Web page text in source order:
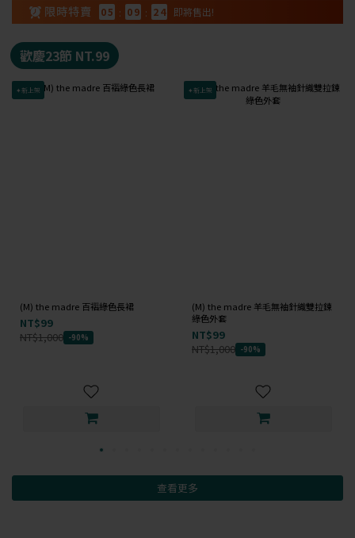
05 : 09 : 23 即將售出!
歡慶23節 NT.99
✦新上架
(M) the madre 百褶綠色長裙
NT$99
NT$1,000 -90%
✦新上架
(M) the madre 羊毛無袖針織雙拉鍊
綠色外套
NT$99
NT$1,000 -90%
查看更多